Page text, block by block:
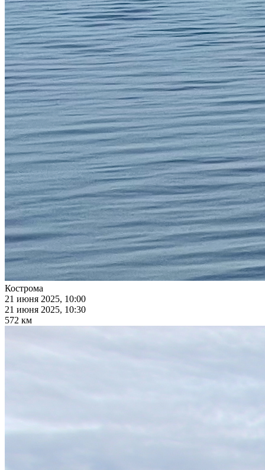
Кострома
21 июня 2025, 10:00
21 июня 2025, 10:30
572 км